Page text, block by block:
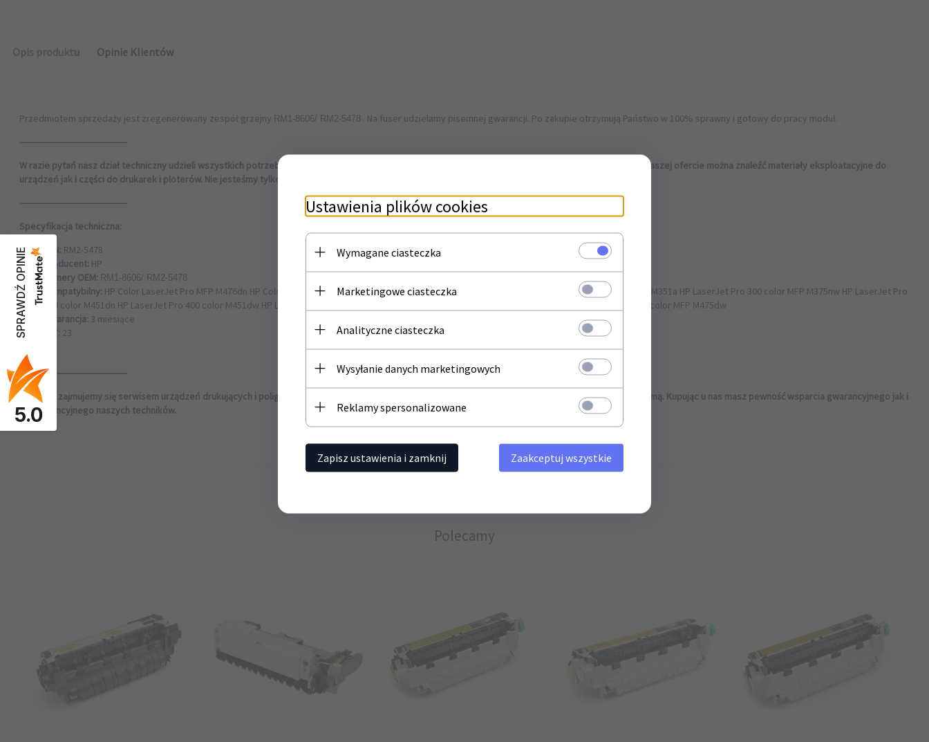
Opis produktu Opinie Klientów
Przedmiotem sprzedaży jest zregenerowany zespół grzejny RM1-8606/ RM2-5478 . Na fuser udzielamy pisemnej gwarancji. Po zakupie otrzymują Państwo w 100% sprawny i gotowy do pracy moduł.
---------------------------------------
W razie pytań nasz dział techniczny udzieli wszystkich potrzebnych informacji. Nasi technicy mogą także pomóc przy doborze urządzenia lub części. W naszej ofercie można znaleźć materiały eksploatacyjne do
urządzeń jak i części do drukarek i ploterów. Nie jesteśmy tylko firmą handlową. Prowadzimy również serwis.
---------------------------------------
Specyfikacja techniczna:
EAN: RM2-5478
Producent: HP
Numery OEM: RM1-8606/ RM2-5478
Kompatybilny: HP Color LaserJet Pro MFP M476dn HP Color LaserJet Pro MFP M476dw HP Color LaserJet Pro MFP M476nw HP LaserJet Pro 300 color M351a HP LaserJet Pro 300 color MFP M375nw HP LaserJet Pro
400 color M451dn HP LaserJet Pro 400 color M451dw HP LaserJet Pro 400 color M451nw HP LaserJet Pro 400 color MFP M475dn HP LaserJet Pro 400 color MFP M475dw
Gwarancja: 3 miesiące
VAT: 23
---------------------------------------
Od 20 lat zajmujemy się serwisem urządzeń drukujących i poligraficznych. Mamy klientów całej Polsce, a nasze doświadczenie jest naszą najlepszą reklamą. Kupując u nas masz pewność wsparcia gwarancyjnego jak i
pogwarancyjnego naszych techników.
Polecamy
SPRAWDŹ OPINIE
5.0
Ustawienia plików cookies
Wymagane ciasteczka
Marketingowe ciasteczka
Analityczne ciasteczka
Wysyłanie danych marketingowych
Reklamy spersonalizowane
Zapisz ustawienia i zamknij Zaakceptuj wszystkie
Newsletter
Zapisz się do newslettera i bądź na bieżąco z naszą ofertą
Twój adres email